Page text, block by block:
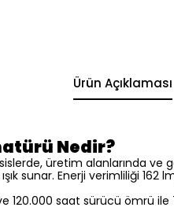
Ürün Açıklaması
Nedir?
üretim alanlarında ve
ışık sunar. Enerji verimliliği
120.000 saat sürücü ömrü